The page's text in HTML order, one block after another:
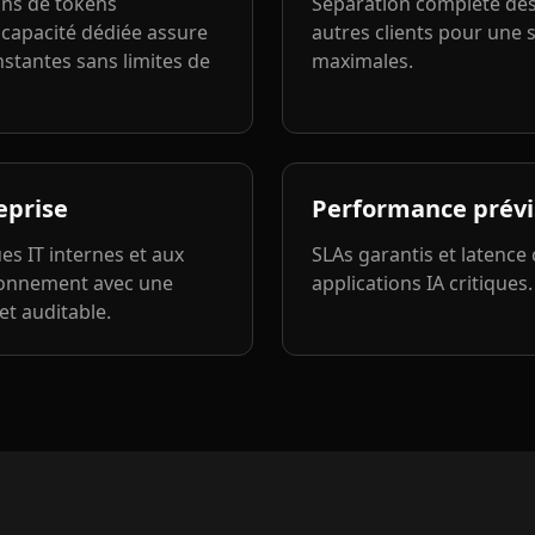
dédiée assure
sans limites de
autres clients pour une
maximales.
IT internes et aux
avec une
auditable.
Performance
SLAs garantis et
applications IA critiques.